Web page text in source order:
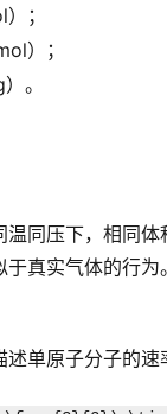
；
）；
。
温同压下，相同
真实气体的行为。
单原子分子的速